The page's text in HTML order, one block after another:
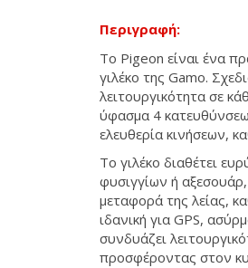
Περιγραφή:
Το Pigeon είναι ένα
γιλέκο της Gamo.
λειτουργικότητα σε
ύφασμα 4
ελευθερία κινήσεων,
Το γιλέκο διαθέτει
φυσιγγίων ή
μεταφορά της λείας,
ιδανική για GPS,
συνδυάζει
προσφέροντας στον